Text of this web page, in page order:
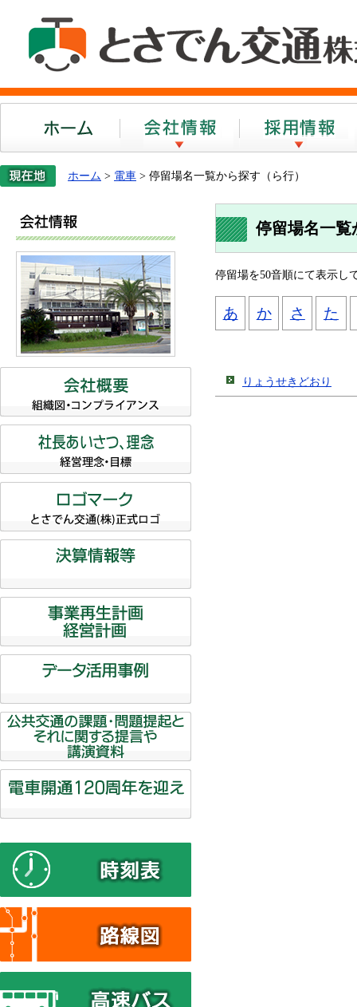
ホーム > 電車 > 停留場名一覧から探す（ら行）
停留場名一覧
停留場を50音順にて表示し
あ か さ た
りょうせきどおり